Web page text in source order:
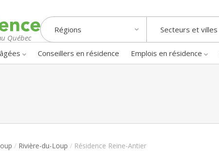
Québec
Régions Secteurs et villes
Conseillers en résidence Emplois en résidence
/ Rivière-du-Loup / Résidence Reine-Antier